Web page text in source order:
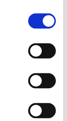
oss – för